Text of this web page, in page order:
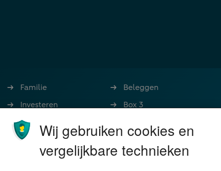
Familie
Investeren
Ondernemen
Stoppen met werken
Wonen
Beleggen
Box 3
Nalatenschap
Schenken
Wij gebruiken cookies en
vergelijkbare technieken